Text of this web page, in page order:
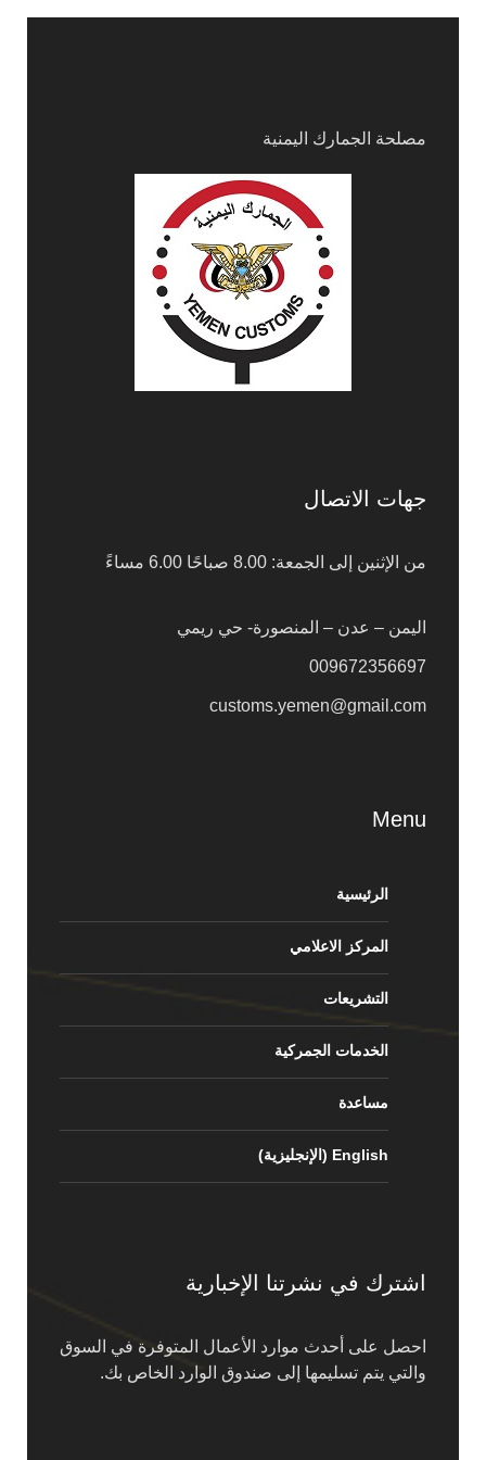
مصلحة الجمارك اليمنية
جهات الاتصال
من الإثنين إلى الجمعة: 8.00 صباحًا 6.00 مساءً
اليمن – عدن – المنصورة- حي ريمي
009672356697
customs.yemen@gmail.com
Menu
الرئيسية
المركز الاعلامي
التشريعات
الخدمات الجمركية
مساعدة
English
( الإنجليزية)
اشترك في نشرتنا الإخبارية
احصل على أحدث موارد الأعمال المتوفرة في السوق
والتي يتم تسليمها إلى صندوق الوارد الخاص بك.